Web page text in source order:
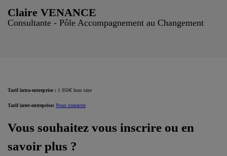
Claire VENANCE
Consultante - Pôle Accompagnement au Changement
Tarif intra-entreprise : 1 950€ hors taxe
Tarif inter-entreprise: Nous contacter
Vous souhaitez vous inscrire ou en
savoir plus ?